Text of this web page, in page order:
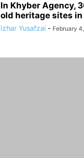
In Khyber Agency,
old heritage sites in
Izhar Yusafzai - February